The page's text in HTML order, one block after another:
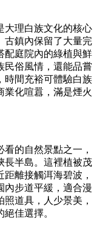
大理白族文化的核心
古鎮內保留了大量完
配庭院內的綠植與鮮
民俗風情，還能品嘗
時間充裕可體驗白族
業化喧囂，滿是煙火
的自然景點之一，
長半島。這裡植被茂
離接觸洱海碧波，
內步道平緩，適合漫
道具，人少景美，
佳選擇。